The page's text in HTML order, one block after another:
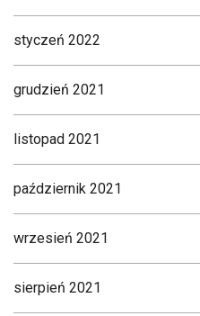
styczeń 2022
grudzień 2021
listopad 2021
październik 2021
wrzesień 2021
sierpień 2021